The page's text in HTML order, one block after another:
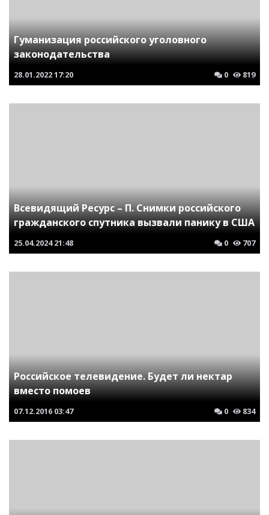
Гуманизация российского уголовного
законодательства
28.01.202217:20 0 819
Всевидящий Ресурс – П. Снимки российского
гражданского спутника вызвали панику в США
25.04.2024 21:48 0 707
Российское телевидение. Будет ли нектар
вместо помоев
07.12.2016 03:47 0 834